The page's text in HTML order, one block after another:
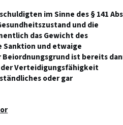
im Sinne des § 141
und die
das Gewicht des
und etwaige
ist bereits
Verteidigungsfähigkeit
oder gar